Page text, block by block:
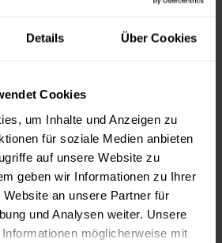
Details Über Cookies
Cookies
um Inhalte und Anzeigen zu
für soziale Medien anbieten
auf unsere Website zu
geben wir Informationen zu Ihrer
an unsere Partner für
und Analysen weiter. Unsere
möglicherweise mit